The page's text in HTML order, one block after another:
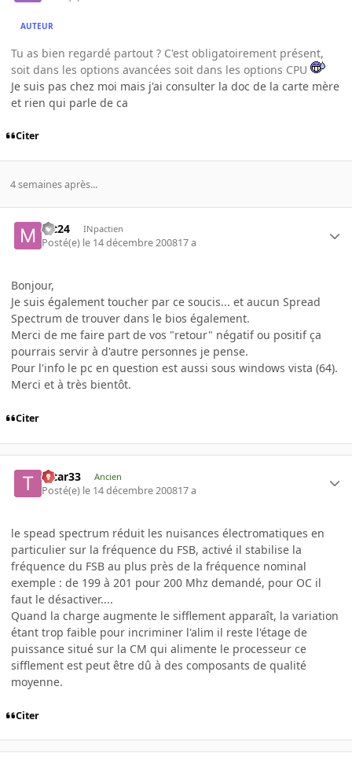
AUTEUR
Tu as bien regardé partout ? C'est obligatoirement présent,
soit dans les options avancées soit dans les options CPU
Je suis pas chez moi mais j'ai consulter la doc de la carte mère
et rien qui parle de ca
Citer
4 semaines après...
mt24 INpactien
Posté(e) le 14 décembre 200817 a
Bonjour,
Je suis également toucher par ce soucis... et aucun Spread
Spectrum de trouver dans le bios également.
Merci de me faire part de vos "retour" négatif ou positif ça
pourrais servir à d'autre personnes je pense.
Pour l'info le pc en question est aussi sous windows vista (64).
Merci et à très bientôt.
Citer
tatar33 Ancien
Posté(e) le 14 décembre 200817 a
le spead spectrum réduit les nuisances électromatiques en
particulier sur la fréquence du FSB, activé il stabilise la
fréquence du FSB au plus près de la fréquence nominal
exemple : de 199 à 201 pour 200 Mhz demandé, pour OC il
faut le désactiver....
Quand la charge augmente le sifflement apparaît, la variation
étant trop faible pour incriminer l'alim il reste l'étage de
puissance situé sur la CM qui alimente le processeur ce
sifflement est peut être dû à des composants de qualité
moyenne.
Citer